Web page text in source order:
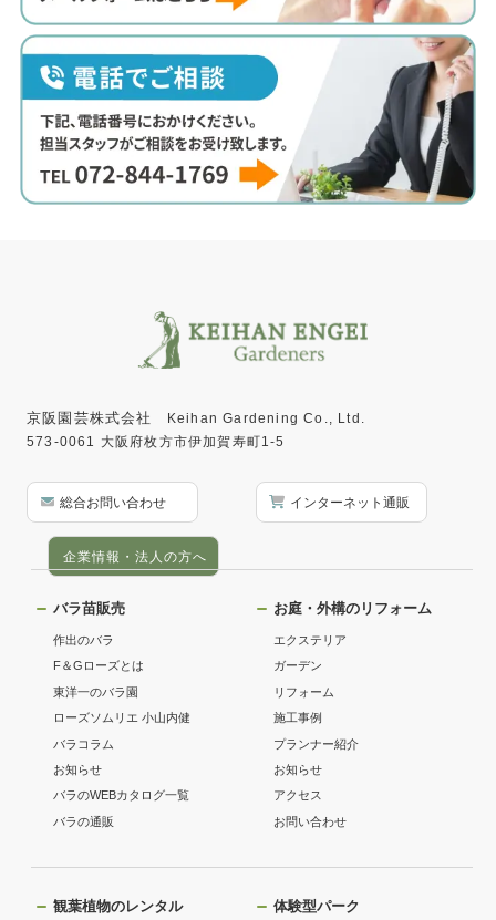
京阪園芸株式会社
Keihan Gardening Co., Ltd.
573-0061 大阪府枚方市伊加賀寿町1-5
総合お問い合わせ インターネット通販
企業情報・法人の方へ
バラ苗販売
作出のバラ
F＆Gローズとは
東洋一のバラ園
ローズソムリエ 小山内健
バラコラム
お知らせ
バラのWEBカタログ一覧
バラの通販
お庭・外構のリフォーム
エクステリア
ガーデン
リフォーム
施工事例
プランナー紹介
お知らせ
アクセス
お問い合わせ
観葉植物のレンタル 体験型パーク